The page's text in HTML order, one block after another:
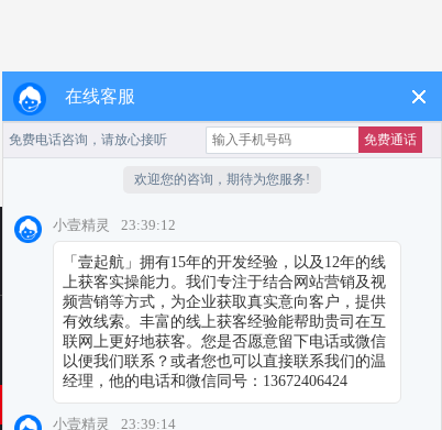
TikTok
小红书代运营
在线客服